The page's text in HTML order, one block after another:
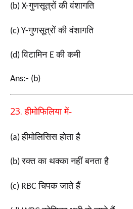
(b) X-गुणसूत्रों की वंशागति
(c) Y-गुणसूत्रों की वंशागति
(d)विटामिन Eकी कमी
Ans:- (b)
23.हीमोफिलिया में-
(a)हीमोलिसिस होता है
(b)रक्त का थक्का नहीं बनता है
(c) RBCचिपक जाते हैं